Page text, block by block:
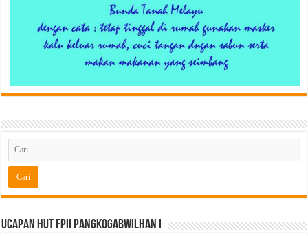
Ucapan HUT FPII PANGKOGABWILHAN I